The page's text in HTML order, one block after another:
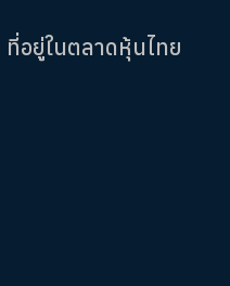
อยู่ในตลาดหุ้นไทย